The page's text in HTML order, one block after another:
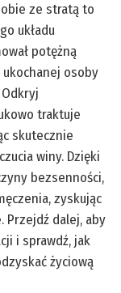
ze stratą to
układu
potężną
osoby
traktuje
skutecznie
winy. Dzięki
bezsenności,
zyskując
Przejdź dalej, aby
i sprawdź, jak
życiową